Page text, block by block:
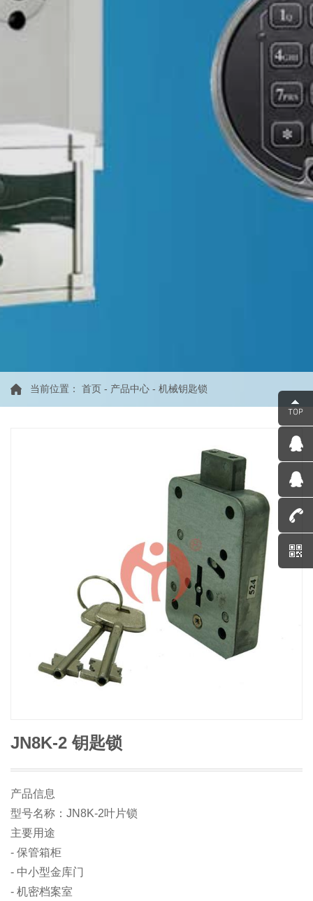
当前位置： 首页 - 产品中心 - 机械钥匙锁
JN8K-2 钥匙锁
产品信息
型号名称：JN8K-2叶片锁
主要用途
- 保管箱柜
- 中小型金库门
- 机密档案室